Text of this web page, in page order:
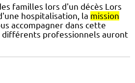
familles lors d'un décès Lors
hospitalisation, la mission
accompagner dans cette
différents professionnels auront